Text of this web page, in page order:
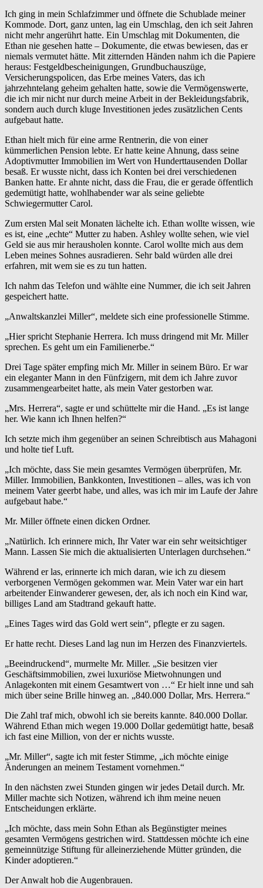
Ich ging in mein Schlafzimmer und öffnete die Schublade meiner
Kommode. Dort, ganz unten, lag ein Umschlag, den ich seit Jahren
nicht mehr angerührt hatte. Ein Umschlag mit Dokumenten, die
Ethan nie gesehen hatte – Dokumente, die etwas bewiesen, das er
niemals vermutet hätte. Mit zitternden Händen nahm ich die Papiere
heraus: Festgeldbescheinigungen, Grundbuchauszüge,
Versicherungspolicen, das Erbe meines Vaters, das ich
jahrzehntelang geheim gehalten hatte, sowie die Vermögenswerte,
die ich mir nicht nur durch meine Arbeit in der Bekleidungsfabrik,
sondern auch durch kluge Investitionen jedes zusätzlichen Cents
aufgebaut hatte.
Ethan hielt mich für eine arme Rentnerin, die von einer
kümmerlichen Pension lebte. Er hatte keine Ahnung, dass seine
Adoptivmutter Immobilien im Wert von Hunderttausenden Dollar
besaß. Er wusste nicht, dass ich Konten bei drei verschiedenen
Banken hatte. Er ahnte nicht, dass die Frau, die er gerade öffentlich
gedemütigt hatte, wohlhabender war als seine geliebte
Schwiegermutter Carol.
Zum ersten Mal seit Monaten lächelte ich. Ethan wollte wissen, wie
es ist, eine „echte“ Mutter zu haben. Ashley wollte sehen, wie viel
Geld sie aus mir herausholen konnte. Carol wollte mich aus dem
Leben meines Sohnes ausradieren. Sehr bald würden alle drei
erfahren, mit wem sie es zu tun hatten.
Ich nahm das Telefon und wählte eine Nummer, die ich seit Jahren
gespeichert hatte.
„Anwaltskanzlei Miller“, meldete sich eine professionelle Stimme.
„Hier spricht Stephanie Herrera. Ich muss dringend mit Mr. Miller
sprechen. Es geht um ein Familienerbe.“
Drei Tage später empfing mich Mr. Miller in seinem Büro. Er war
ein eleganter Mann in den Fünfzigern, mit dem ich Jahre zuvor
zusammengearbeitet hatte, als mein Vater gestorben war.
„Mrs. Herrera“, sagte er und schüttelte mir die Hand. „Es ist lange
her. Wie kann ich Ihnen helfen?“
Ich setzte mich ihm gegenüber an seinen Schreibtisch aus Mahagoni
und holte tief Luft.
„Ich möchte, dass Sie mein gesamtes Vermögen überprüfen, Mr.
Miller. Immobilien, Bankkonten, Investitionen – alles, was ich von
meinem Vater geerbt habe, und alles, was ich mir im Laufe der Jahre
aufgebaut habe.“
Mr. Miller öffnete einen dicken Ordner.
„Natürlich. Ich erinnere mich, Ihr Vater war ein sehr weitsichtiger
Mann. Lassen Sie mich die aktualisierten Unterlagen durchsehen.“
Während er las, erinnerte ich mich daran, wie ich zu diesem
verborgenen Vermögen gekommen war. Mein Vater war ein hart
arbeitender Einwanderer gewesen, der, als ich noch ein Kind war,
billiges Land am Stadtrand gekauft hatte.
„Eines Tages wird das Gold wert sein“, pflegte er zu sagen.
Er hatte recht. Dieses Land lag nun im Herzen des Finanzviertels.
„Beeindruckend“, murmelte Mr. Miller. „Sie besitzen vier
Geschäftsimmobilien, zwei luxuriöse Mietwohnungen und
Anlagekonten mit einem Gesamtwert von …“ Er hielt inne und sah
mich über seine Brille hinweg an. „840.000 Dollar, Mrs. Herrera.“
Die Zahl traf mich, obwohl ich sie bereits kannte. 840.000 Dollar.
Während Ethan mich wegen 19.000 Dollar gedemütigt hatte, besaß
ich fast eine Million, von der er nichts wusste.
„Mr. Miller“, sagte ich mit fester Stimme, „ich möchte einige
Änderungen an meinem Testament vornehmen.“
In den nächsten zwei Stunden gingen wir jedes Detail durch. Mr.
Miller machte sich Notizen, während ich ihm meine neuen
Entscheidungen erklärte.
„Ich möchte, dass mein Sohn Ethan als Begünstigter meines
gesamten Vermögens gestrichen wird. Stattdessen möchte ich eine
gemeinnützige Stiftung für alleinerziehende Mütter gründen, die
Kinder adoptieren.“
Der Anwalt hob die Augenbrauen.